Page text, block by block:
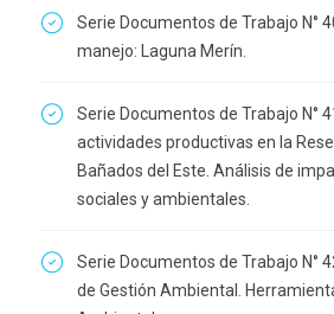
Serie Documentos de Trabajo N°
manejo: Laguna Merín.
Serie Documentos de Trabajo N°
actividades productivas en la
Bañados del Este. Análisis de
sociales y ambientales.
Serie Documentos de Trabajo N°
de Gestión Ambiental.